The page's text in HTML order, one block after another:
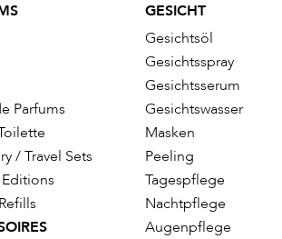
Parfums
/ Travel Sets
GESICHT
Gesichtsöl
Gesichtsspray
Gesichtsserum
Gesichtswasser
Masken
Peeling
Tagespflege
Nachtpflege
Augenpflege